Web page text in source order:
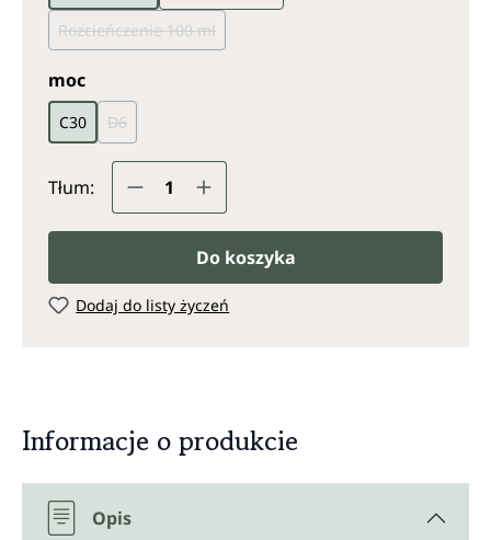
Rozcieńczenie 100 ml(Ta opcja jest obecnie niedostępna.)
Wybierz
moc
C30 D6(Ta opcja jest obecnie niedostępna.)
Tłum: Ilość produktu: Wprowadź
Do koszyka
Dodaj do listy życzeń
Informacje o produkcie
Opis